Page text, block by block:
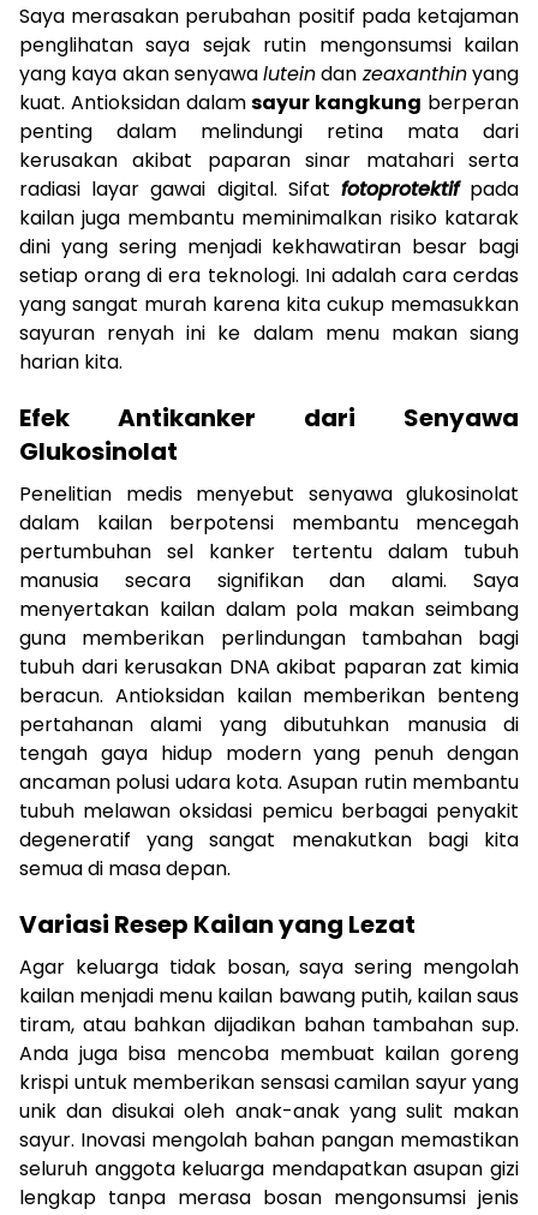
Saya merasakan perubahan positif pada ketajaman
penglihatan saya sejak rutin mengonsumsi kailan
yang kaya akan senyawaluteindan zeaxanthinyang
kuat. Antioksidan dalamsayur kangkung berperan
penting dalam melindungi retina mata dari
kerusakan akibat paparan sinar matahari serta
radiasi layar gawai digital. Sifat fotoprotektifpada
kailan juga membantu meminimalkan risiko katarak
dini yang sering menjadi kekhawatiran besar bagi
setiap orang di era teknologi. Ini adalah cara cerdas
yang sangat murah karena kita cukup memasukkan
sayuran renyah ini ke dalam menu makan siang
harian kita.
Efek Antikanker dari Senyawa
Glukosinolat
Penelitian medis menyebut senyawa glukosinolat
dalam kailan berpotensi membantu mencegah
pertumbuhan sel kanker tertentu dalam tubuh
manusia secara signifikan dan alami. Saya
menyertakan kailan dalam pola makan seimbang
guna memberikan perlindungan tambahan bagi
tubuh dari kerusakan DNA akibat paparan zat kimia
beracun. Antioksidan kailan memberikan benteng
pertahanan alami yang dibutuhkan manusia di
tengah gaya hidup modern yang penuh dengan
ancaman polusi udara kota. Asupan rutin membantu
tubuh melawan oksidasi pemicu berbagai penyakit
degeneratif yang sangat menakutkan bagi kita
semua di masa depan.
Variasi Resep Kailan yang Lezat
Agar keluarga tidak bosan, saya sering mengolah
kailan menjadi menu kailan bawang putih, kailan saus
tiram, atau bahkan dijadikan bahan tambahan sup.
Anda juga bisa mencoba membuat kailan goreng
krispi untuk memberikan sensasi camilan sayur yang
unik dan disukai oleh anak-anak yang sulit makan
sayur. Inovasi mengolah bahan pangan memastikan
seluruh anggota keluarga mendapatkan asupan gizi
lengkap tanpa merasa bosan mengonsumsi jenis